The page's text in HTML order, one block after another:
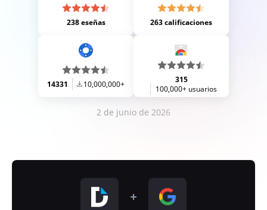
238 eseñas 263 calificaciones
14331 10,000,000+
315
100,000+ usuarios
2 de junio de 2026